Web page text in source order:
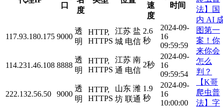
口
度
速
度
时间
117.93.180.175 9000
透
明
HTTP,
HTTPS
江苏 盐
城 电信
2.6
秒
2024-09-
16
09:59:59
114.231.46.108 8888
透
明
HTTP,
HTTPS
江苏 南
通 电信
2秒
2024-09-
16
09:59:54
222.132.56.50 9000
透
明
HTTP,
HTTPS
山东 潍
坊 联通
1.9
秒
2024-09-
16
10:00:00
法】国
内 AI
图第一
案！你
来你会
怎么
判？
【K哥
爬虫普
法】字